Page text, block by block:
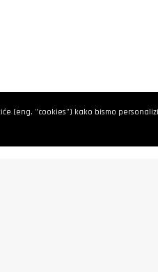
(eng. "cookies") kako bismo